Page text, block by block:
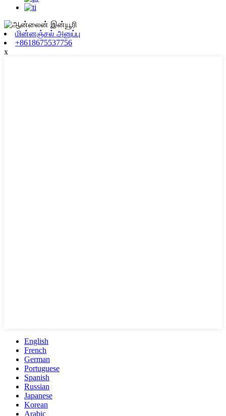
மின்னஞ்சல் அனுப்பு
+8618675537756
x
English
French
German
Portuguese
Spanish
Russian
Japanese
Korean
Arabic